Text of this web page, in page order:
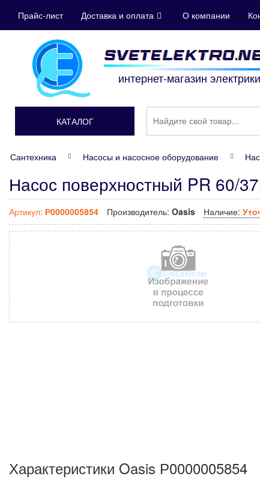
Прайс-лист Доставка и оплата О компании
интернет-магазин электрики
КАТАЛОГ
Сантехника Насосы и насосное оборудование
Насос поверхностный PR 60/
Артикул: Р0000005854 Производитель: Oasis Наличие:
Характеристики Oasis Р0000005854